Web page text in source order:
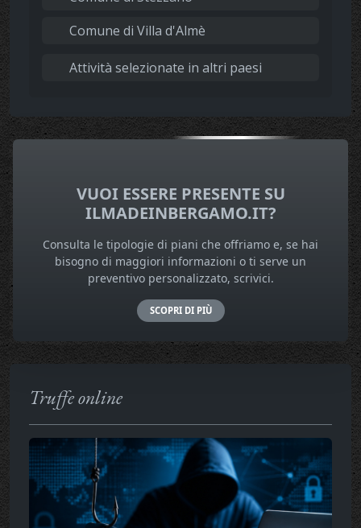
Comune di Villa d'Almè
Attività selezionate in altri paesi
VUOI ESSERE PRESENTE SU
ILMADEINBERGAMO.IT?
Consulta le tipologie di piani che offriamo e, se hai
bisogno di maggiori informazioni o ti serve un
preventivo personalizzato, scrivici.
SCOPRI DI PIÙ
Truffe online